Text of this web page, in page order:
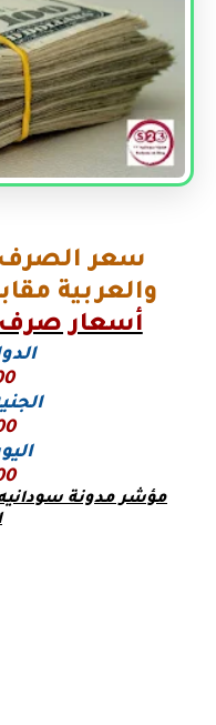
سعر الصرف
والعربية
أسعار صرف